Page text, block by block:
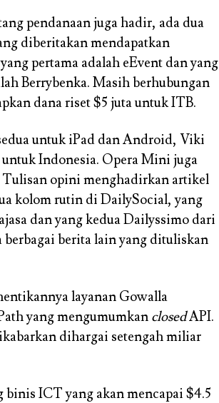
pendanaan juga hadir, ada dua
diberitakan mendapatkan
pertama adalah eEvent dan yang
Berrybenka. Masih berhubungan
dana riset $5 juta untuk ITB.
untuk iPad dan Android, Viki
Indonesia. Opera Mini juga
opini menghadirkan artikel
kolom rutin di DailySocial, yang
dan yang kedua Dailyssimo dari
berita lain yang dituliskan
layanan Gowalla
yang mengumumkan closedAPI.
dihargai setengah miliar
ICT yang akan mencapai $4.5